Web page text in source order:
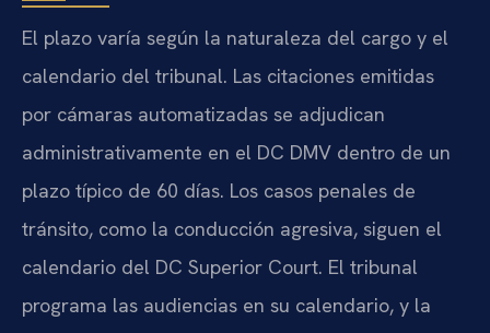
El plazo varía según la naturaleza del cargo y el
calendario del tribunal. Las citaciones emitidas
por cámaras automatizadas se adjudican
administrativamente en el DC DMV dentro de un
plazo típico de 60 días. Los casos penales de
tránsito, como la conducción agresiva, siguen el
calendario del DC Superior Court. El tribunal
programa las audiencias en su calendario, y la